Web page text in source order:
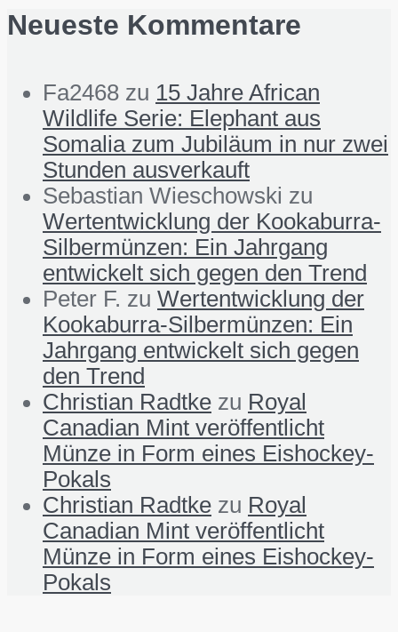
Neueste Kommentare
Fa2468 zu 15 Jahre African
Wildlife Serie: Elephant aus
Somalia zum Jubiläum in nur zwei
Stunden ausverkauft
Sebastian Wieschowski zu
Wertentwicklung der Kookaburra-
Silbermünzen: Ein Jahrgang
entwickelt sich gegen den Trend
Peter F. zu Wertentwicklung der
Kookaburra-Silbermünzen: Ein
Jahrgang entwickelt sich gegen
den Trend
Christian Radtke zu Royal
Canadian Mint veröffentlicht
Münze in Form eines Eishockey-
Pokals
Christian Radtke zu Royal
Canadian Mint veröffentlicht
Münze in Form eines Eishockey-
Pokals